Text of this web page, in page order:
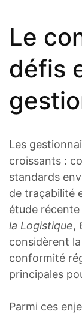
Le
défis
Les
croissants :
standards
de traçabilité
étude récente
la Logistique,
considèrent
conformité
principales
Parmi ces